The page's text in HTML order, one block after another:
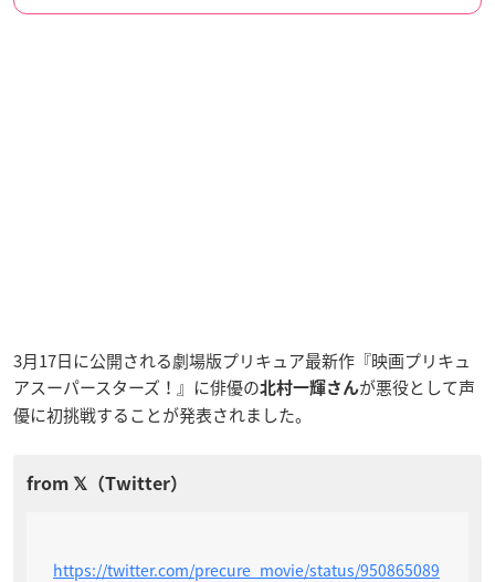
3月17日に公開される劇場版プリキュア最新作『映画プリキュ
アスーパースターズ！』に俳優の北村一輝さんが悪役として声
優に初挑戦することが発表されました。
https://twitter.com/precure_movie/status/950865089